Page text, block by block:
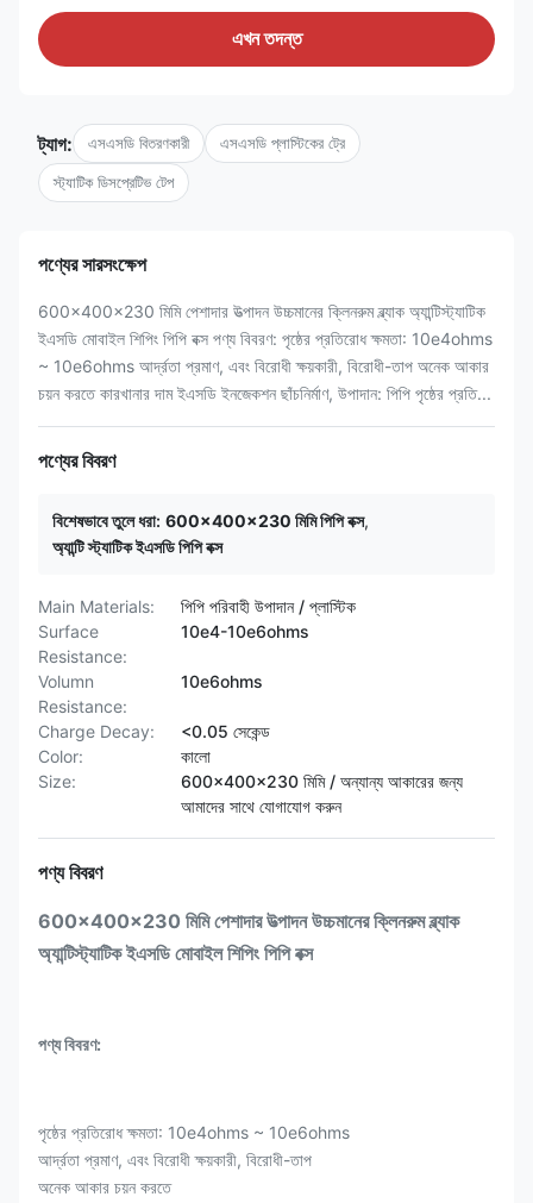
এখন তদন্ত
ট্যাগ: এসএসডি বিতরণকারী এসএসডি প্লাস্টিকের ট্রে
স্ট্যাটিক ডিসপ্রেটিভ টেপ
পণ্যের সারসংক্ষেপ
600x400x230 মিমি পেশাদার উত্পাদন উচ্চমানের ক্লিনরুম ব্ল্যাক অ্যান্টিস্ট্যাটিক
ইএসডি মোবাইল শিপিং পিপি বক্স পণ্য বিবরণ: পৃষ্ঠের প্রতিরোধ ক্ষমতা: 10e4ohms
~ 10e6ohms আর্দ্রতা প্রমাণ, এবং বিরোধী ক্ষয়কারী, বিরোধী-তাপ অনেক আকার
চয়ন করতে কারখানার দাম ইএসডি ইনজেকশন ছাঁচনির্মাণ, উপাদান: পিপি পৃষ্ঠের প্রতি...
পণ্যের বিবরণ
বিশেষভাবে তুলে ধরা: 600x400x230 মিমি পিপি বক্স,
অ্যান্টি স্ট্যাটিক ইএসডি পিপি বক্স
Main Materials:
পিপি পরিবাহী উপাদান / প্লাস্টিক
Surface
Resistance:
10e4-10e6ohms
Volumn
Resistance:
10e6ohms
Charge Decay:
<0.05 সেকেন্ড
Color:
কালো
Size:
600x400x230 মিমি / অন্যান্য আকারের জন্য
আমাদের সাথে যোগাযোগ করুন
পণ্য বিবরণ
600x400x230 মিমি পেশাদার উত্পাদন উচ্চমানের ক্লিনরুম ব্ল্যাক
অ্যান্টিস্ট্যাটিক ইএসডি মোবাইল শিপিং পিপি বক্স
পণ্য বিবরণ:
পৃষ্ঠের প্রতিরোধ ক্ষমতা: 10e4ohms ~ 10e6ohms
আর্দ্রতা প্রমাণ, এবং বিরোধী ক্ষয়কারী, বিরোধী-তাপ
অনেক আকার চয়ন করতে